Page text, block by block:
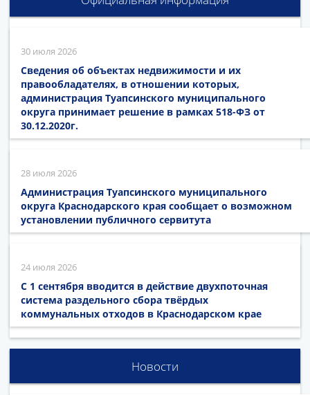
30 июля 2026
Сведения об объектах недвижимости и их
правообладателях, в отношении которых,
администрация Туапсинского муниципального
округа принимает решение в рамках 518-ФЗ от
30.12.2020г.
28 июля 2026
Администрация Туапсинского муниципального
округа Краснодарского края сообщает о возможном
установлении публичного сервитута
24 июля 2026
С 1 сентября вводится в действие двухпоточная
система раздельного сбора твёрдых
коммунальных отходов в Краснодарском крае
Новости